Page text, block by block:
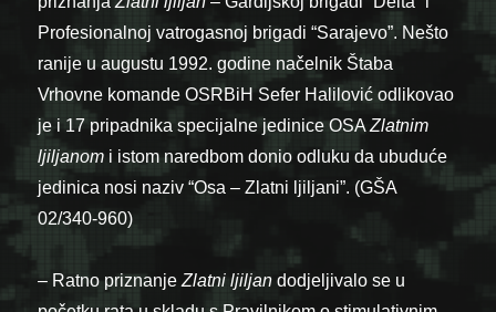
Profesionalnoj vatrogasnoj brigadi “Sarajevo”. Nešto
ranije u augustu 1992. godine načelnik Štaba
Vrhovne komande OSRBiH Sefer Halilović odlikovao
je i 17 pripadnika specijalne jedinice OSAZlatnim
ljiljanom i istom naredbom donio odluku da ubuduće
jedinica nosi naziv “Osa – Zlatni ljiljani”. (GŠA
02/340-960)
– Ratno priznanjeZlatni ljiljan dodjeljivalo se u